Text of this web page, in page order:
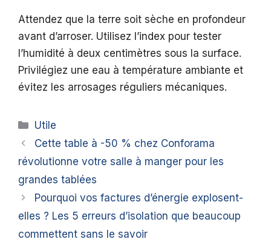
Attendez que la terre soit sèche en profondeur
avant d’arroser. Utilisez l’index pour tester
l’humidité à deux centimètres sous la surface.
Privilégiez une eau à température ambiante et
évitez les arrosages réguliers mécaniques.
Catégories
Utile
Cette table à -50 % chez Conforama
révolutionne votre salle à manger pour les
grandes tablées
Pourquoi vos factures d’énergie explosent-
elles ? Les 5 erreurs d’isolation que beaucoup
commettent sans le savoir